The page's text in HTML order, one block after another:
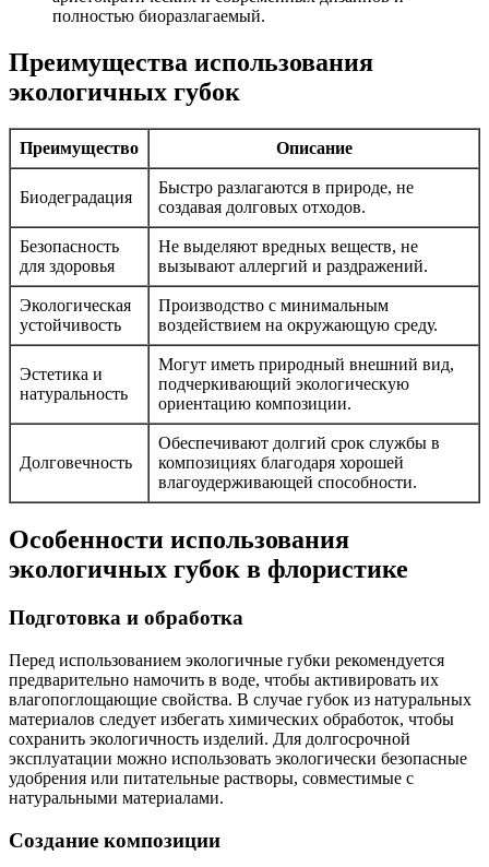
полностью биоразлагаемый.
Преимущества использования
экологичных губок
Преимущество Описание
Биодеградация
Быстро разлагаются в природе, не
создавая долговых отходов.
Безопасность
для здоровья
Не выделяют вредных веществ, не
вызывают аллергий и раздражений.
Экологическая
устойчивость
Производство с минимальным
воздействием на окружающую среду.
Эстетика и
натуральность
Могут иметь природный внешний вид,
подчеркивающий экологическую
ориентацию композиции.
Долговечность
Обеспечивают долгий срок службы в
композициях благодаря хорошей
влагоудерживающей способности.
Особенности использования
экологичных губок в флористике
Подготовка и обработка
Перед использованием экологичные губки рекомендуется
предварительно намочить в воде, чтобы активировать их
влагопоглощающие свойства. В случае губок из натуральных
материалов следует избегать химических обработок, чтобы
сохранить экологичность изделий. Для долгосрочной
эксплуатации можно использовать экологически безопасные
удобрения или питательные растворы, совместимые с
натуральными материалами.
Создание композиции